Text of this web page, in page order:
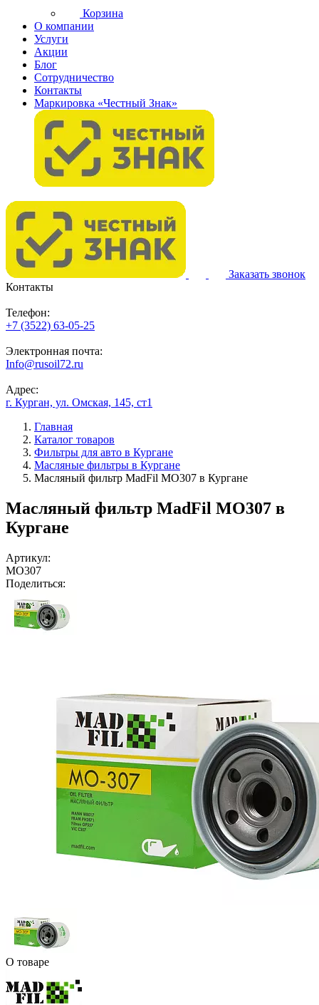
Корзина
О компании
Услуги
Акции
Блог
Сотрудничество
Контакты
Маркировка «Честный Знак»
Заказать звонок
Контакты
Телефон:
+7 (3522) 63-05-25
Электронная почта:
Info@rusoil72.ru
Адрес:
г. Курган, ул. Омская, 145, ст1
Главная
Каталог товаров
Фильтры для авто в Кургане
Масляные фильтры в Кургане
Масляный фильтр MadFil MO307 в Кургане
Масляный фильтр MadFil MO307 в
Кургане
Артикул:
MO307
Поделиться:
О товаре